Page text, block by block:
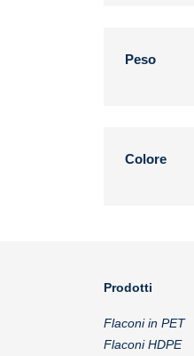
Peso
Colore
Prodotti
Flaconi in PET
Flaconi HDPE